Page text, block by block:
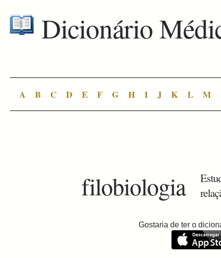
Dicionário
A B C D E F G H I J K L M
filobiologia
Gostaria de ter o